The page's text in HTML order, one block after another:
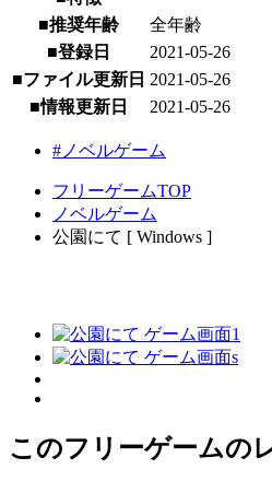
■推奨年齢
全年齢
■登録日
2021-05-26
■ファイル更新日 2021-05-26
■情報更新日
2021-05-26
#ノベルゲーム
フリーゲームTOP
ノベルゲーム
公園にて [ Windows ]
このフリーゲームの